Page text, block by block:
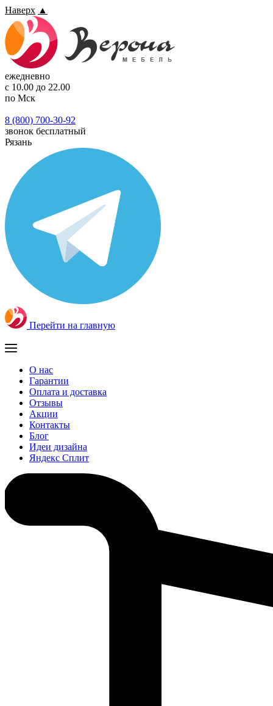
Наверх ▲
ежедневно
с 10.00 до 22.00
по Мск
8 (800) 700-30-92
звонок бесплатный
Рязань
Перейти на главную
О нас
Гарантии
Оплата и доставка
Отзывы
Акции
Контакты
Блог
Идеи дизайна
Яндекс Сплит